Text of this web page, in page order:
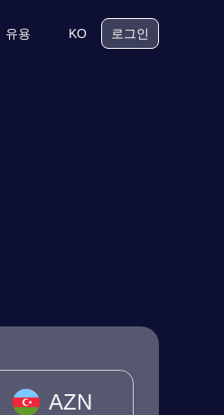
유용 KO 로그인
AZN